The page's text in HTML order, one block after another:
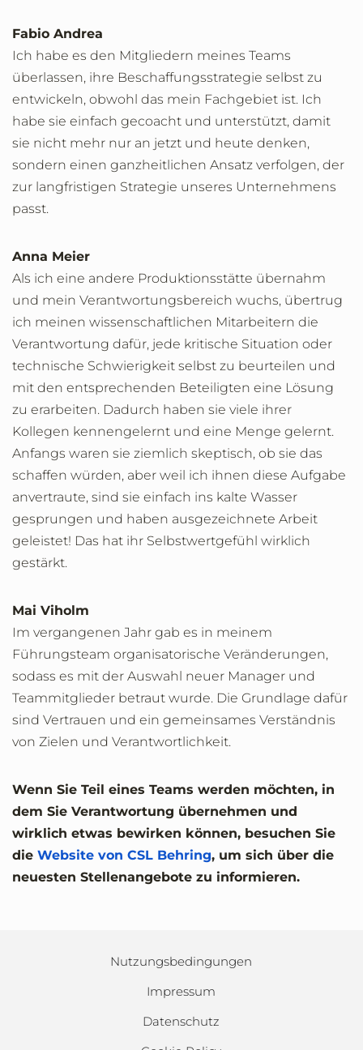
Fabio Andrea
Ich habe es den Mitgliedern meines Teams
überlassen, ihre Beschaffungsstrategie selbst zu
entwickeln, obwohl das mein Fachgebiet ist. Ich
habe sie einfach gecoacht und unterstützt, damit
sie nicht mehr nur an jetzt und heute denken,
sondern einen ganzheitlichen Ansatz verfolgen, der
zur langfristigen Strategie unseres Unternehmens
passt.
Anna Meier
Als ich eine andere Produktionsstätte übernahm
und mein Verantwortungsbereich wuchs, übertrug
ich meinen wissenschaftlichen Mitarbeitern die
Verantwortung dafür, jede kritische Situation oder
technische Schwierigkeit selbst zu beurteilen und
mit den entsprechenden Beteiligten eine Lösung
zu erarbeiten. Dadurch haben sie viele ihrer
Kollegen kennengelernt und eine Menge gelernt.
Anfangs waren sie ziemlich skeptisch, ob sie das
schaffen würden, aber weil ich ihnen diese Aufgabe
anvertraute, sind sie einfach ins kalte Wasser
gesprungen und haben ausgezeichnete Arbeit
geleistet! Das hat ihr Selbstwertgefühl wirklich
gestärkt.
Mai Viholm
Im vergangenen Jahr gab es in meinem
Führungsteam organisatorische Veränderungen,
sodass es mit der Auswahl neuer Manager und
Teammitglieder betraut wurde. Die Grundlage dafür
sind Vertrauen und ein gemeinsames Verständnis
von Zielen und Verantwortlichkeit.
Wenn Sie Teil eines Teams werden möchten, in
dem Sie Verantwortung übernehmen und
wirklich etwas bewirken können, besuchen Sie
die Website von CSL Behring, um sich über die
neuesten Stellenangebote zu informieren.
Nutzungsbedingungen
Impressum
Datenschutz